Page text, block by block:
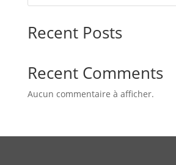
Recent Posts
Recent Comments
Aucun commentaire à afficher.